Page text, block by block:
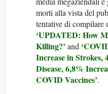
morti alla vista del
tentative di compilare
‘UPDATED: How
Killing?’ and
Increase in Strokes,
Disease, 6,8%
COVID Vaccines’.